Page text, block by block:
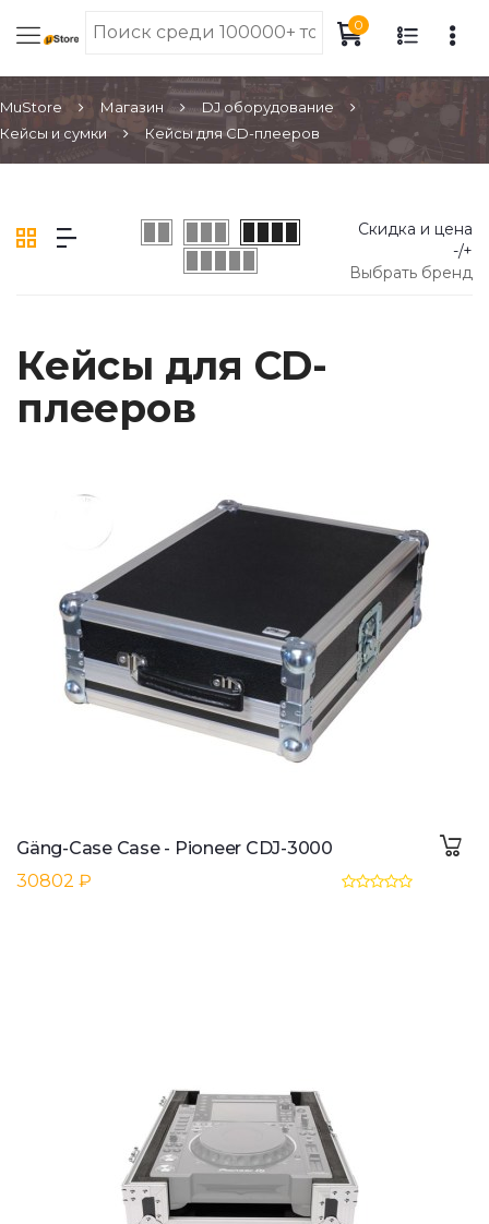
0
MuStore Магазин
DJ оборудование
Кейсы и сумки
Кейсы для CD-плееров
Скидка и цена
-/+
Выбрать бренд
Кейсы для CD-
плееров
Gäng-Case Case - Pioneer CDJ-3000
30802 ₽